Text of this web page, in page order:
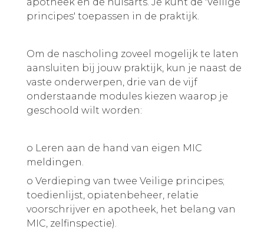
principes' toepassen in de praktijk.
Om de nascholing zoveel mogelijk te laten
aansluiten bij jouw praktijk, kun je naast de
vaste onderwerpen, drie van de vijf
onderstaande modules kiezen waarop je
geschoold wilt worden:
o Leren aan de hand van eigen MIC
meldingen.
o Verdieping van twee Veilige principes;
toedienlijst, opiatenbeheer, relatie
voorschrijver en apotheek, het belang van
MIC, zelfinspectie).